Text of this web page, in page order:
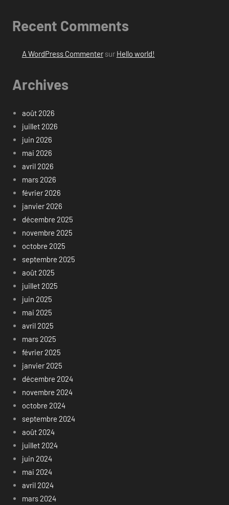
Recent Comments
A WordPress Commentersur Hello world!
Archives
août 2026
juillet 2026
juin 2026
mai 2026
avril 2026
mars 2026
février 2026
janvier 2026
décembre 2025
novembre 2025
octobre 2025
septembre 2025
août 2025
juillet 2025
juin 2025
mai 2025
avril 2025
mars 2025
février 2025
janvier 2025
décembre 2024
novembre 2024
octobre 2024
septembre 2024
août 2024
juillet 2024
juin 2024
mai 2024
avril 2024
mars 2024